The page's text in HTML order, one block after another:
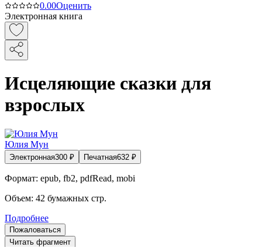
0.00Оценить
Электронная книга
Исцеляющие сказки для
взрослых
Юлия Мун
Электронная300 ₽ Печатная632 ₽
Формат: epub, fb2, pdfRead, mobi
Объем: 42 бумажных стр.
Подробнее
Пожаловаться
Читать фрагмент